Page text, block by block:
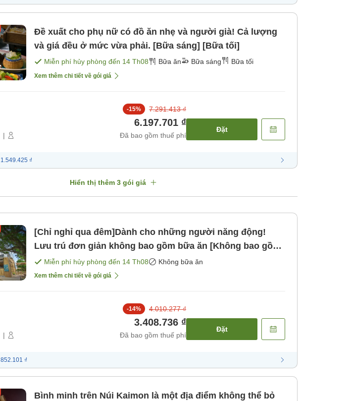
Đề xuất cho phụ nữ có đồ ăn nhẹ và người già! Cả lượng
và giá đều ở mức vừa phải. [Bữa sáng] [Bữa tối]
Miễn phí hủy phòng đến 14 Th08 Bữa ăn Bữa sáng Bữa tối
Xem thêm chi tiết về gói giá
|
-15% 7.291.413 ₫
6.197.701 ₫
Đã bao gồm thuế phí
Đặt
1.549.425 ₫
Hiển thị thêm 3 gói giá
[Chỉ nghỉ qua đêm]Dành cho những người năng động!
Lưu trú đơn giản không bao gồm bữa ăn [Không bao gồm
bữa ăn]
Miễn phí hủy phòng đến 14 Th08 Không bữa ăn
Xem thêm chi tiết về gói giá
|
-14% 4.010.277 ₫
3.408.736 ₫
Đã bao gồm thuế phí
Đặt
852.101 ₫
Bình minh trên Núi Kaimon là một địa điểm không thể bỏ